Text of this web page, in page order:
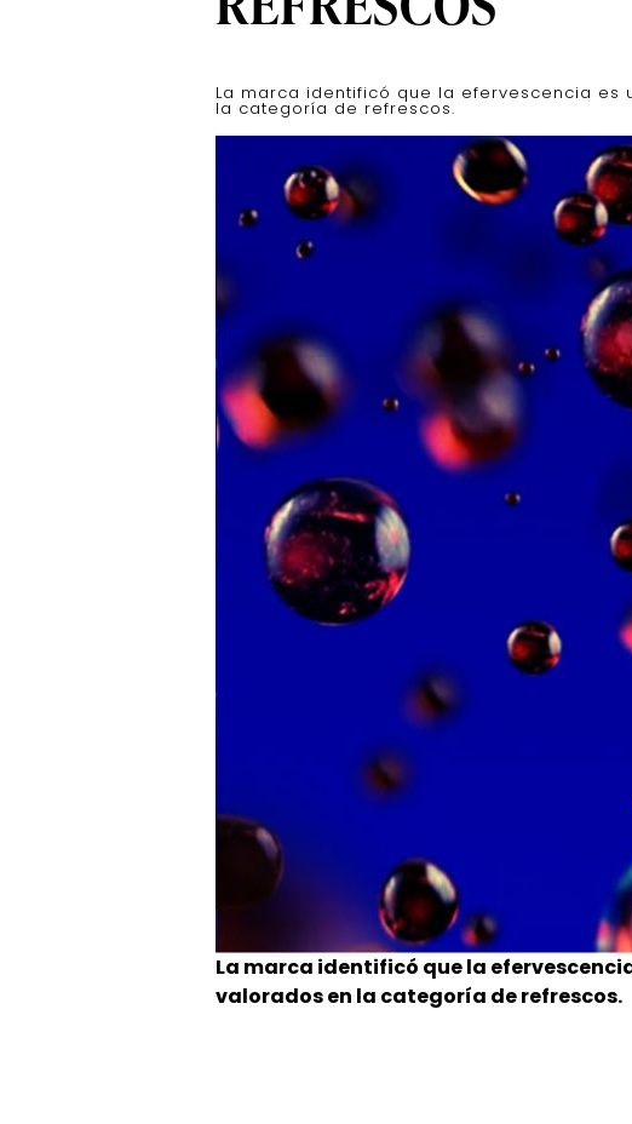
La marca identificó que la efervescencia es
la categoría de refrescos.
La marca identificó que la
valorados en la categoría de refrescos.